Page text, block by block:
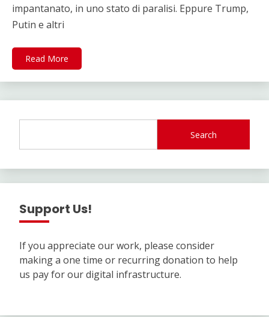
impantanato, in uno stato di paralisi. Eppure Trump,
Putin e altri
Read More
Search
Support Us!
If you appreciate our work, please consider
making a one time or recurring donation to help
us pay for our digital infrastructure.